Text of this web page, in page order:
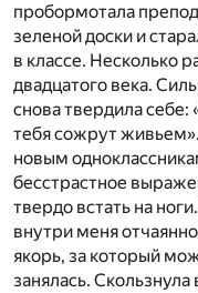
пробормотала
зеленой доски и
в классе. Несколько
двадцатого века.
снова твердила
тебя сожрут
новым
бесстрастное
твердо встать на
внутри меня
якорь, за который
занялась.